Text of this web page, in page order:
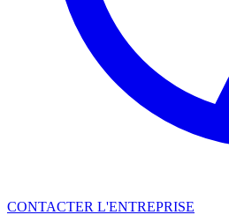
CONTACTER L'ENTREPRISE